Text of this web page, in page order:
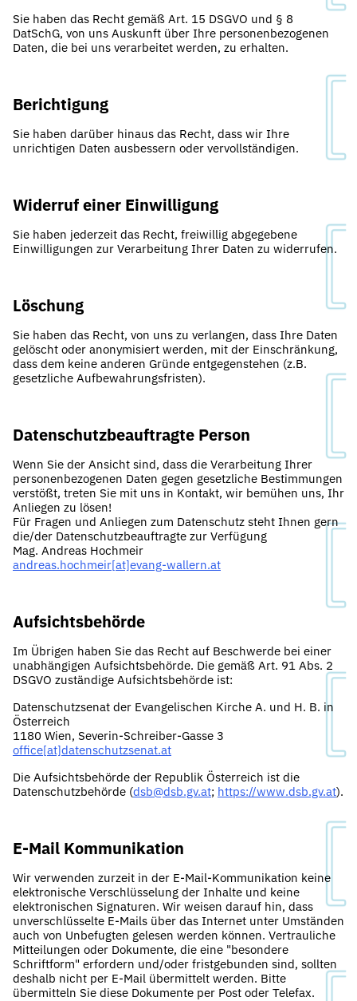
Sie haben das Recht gemäß Art. 15 DSGVO und § 8
DatSchG, von uns Auskunft über Ihre personenbezogenen
Daten, die bei uns verarbeitet werden, zu erhalten.
Berichtigung
Sie haben darüber hinaus das Recht, dass wir Ihre
unrichtigen Daten ausbessern oder vervollständigen.
Widerruf einer Einwilligung
Sie haben jederzeit das Recht, freiwillig abgegebene
Einwilligungen zur Verarbeitung Ihrer Daten zu widerrufen.
Löschung
Sie haben das Recht, von uns zu verlangen, dass Ihre Daten
gelöscht oder anonymisiert werden, mit der Einschränkung,
dass dem keine anderen Gründe entgegenstehen (z.B.
gesetzliche Aufbewahrungsfristen).
Datenschutzbeauftragte Person
Wenn Sie der Ansicht sind, dass die Verarbeitung Ihrer
personenbezogenen Daten gegen gesetzliche Bestimmungen
verstößt, treten Sie mit uns in Kontakt, wir bemühen uns, Ihr
Anliegen zu lösen!
Für Fragen und Anliegen zum Datenschutz steht Ihnen gern
die/der Datenschutzbeauftragte zur Verfügung
Mag. Andreas Hochmeir
andreas.hochmeir[at]evang-wallern.at
Aufsichtsbehörde
Im Übrigen haben Sie das Recht auf Beschwerde bei einer
unabhängigen Aufsichtsbehörde. Die gemäß Art. 91 Abs. 2
DSGVO zuständige Aufsichtsbehörde ist:
Datenschutzsenat der Evangelischen Kirche A. und H. B. in
Österreich
1180 Wien, Severin-Schreiber-Gasse 3
office[at]datenschutzsenat.at
Die Aufsichtsbehörde der Republik Österreich ist die
Datenschutzbehörde (dsb@dsb.gv.at; https://www.dsb.gv.at).
E-Mail Kommunikation
Wir verwenden zurzeit in der E-Mail-Kommunikation keine
elektronische Verschlüsselung der Inhalte und keine
elektronischen Signaturen. Wir weisen darauf hin, dass
unverschlüsselte E-Mails über das Internet unter Umständen
auch von Unbefugten gelesen werden können. Vertrauliche
Mitteilungen oder Dokumente, die eine "besondere
Schriftform" erfordern und/oder fristgebunden sind, sollten
deshalb nicht per E-Mail übermittelt werden. Bitte
übermitteln Sie diese Dokumente per Post oder Telefax.